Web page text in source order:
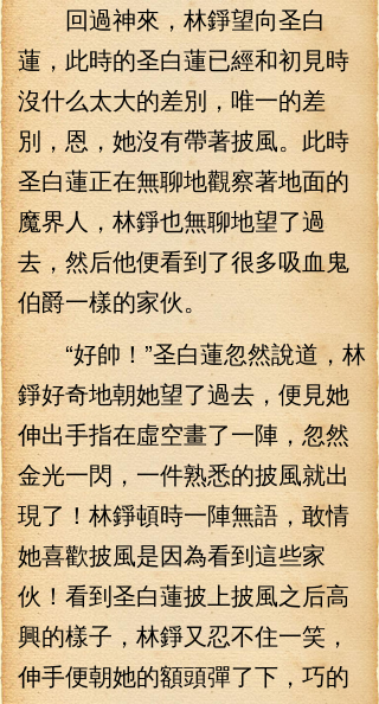
回過神來，林錚望向圣白
蓮，此時的圣白蓮已經和初見時
沒什么太大的差別，唯一的差
別，恩，她沒有帶著披風。此時
圣白蓮正在無聊地觀察著地面的
魔界人，林錚也無聊地望了過
去，然后他便看到了很多吸血鬼
伯爵一樣的家伙。
“好帥！”圣白蓮忽然說道，林
錚好奇地朝她望了過去，便見她
伸出手指在虛空畫了一陣，忽然
金光一閃，一件熟悉的披風就出
現了！林錚頓時一陣無語，敢情
她喜歡披風是因為看到這些家
伙！看到圣白蓮披上披風之后高
興的樣子，林錚又忍不住一笑，
伸手便朝她的額頭彈了下，巧的